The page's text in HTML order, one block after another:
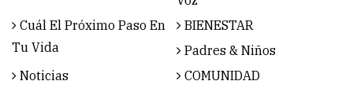
Cuál El Próximo Paso En
Tu Vida
BIENESTAR
Padres & Niños
Noticias
COMUNIDAD